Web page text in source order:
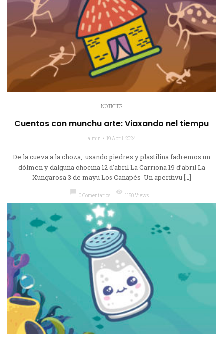
NOTICIES
Cuentos con munchu arte: Viaxando nel tiempu
almin 19 Abril, 2024
De la cueva a la choza, usando piedres y plastilina fadremos un
dólmen y dalguna chocina 12 d’abril La Carriona 19 d’abril La
Xungarosa 3 de mayu Los Canapés Un aperitivu […]
0 Comentarios
visibility
1150 Views